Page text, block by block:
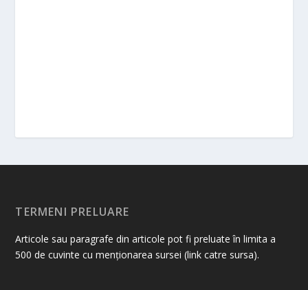
TERMENI PRELUARE
Articole sau paragrafe din articole pot fi preluate în limita a
500 de cuvinte cu menționarea sursei (link catre sursa).